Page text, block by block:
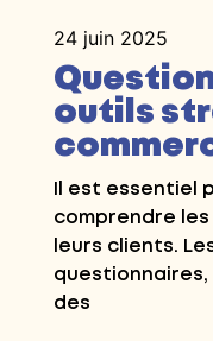
24 juin 2025
outils
Il est essentiel
comprendre
leurs clients.
des